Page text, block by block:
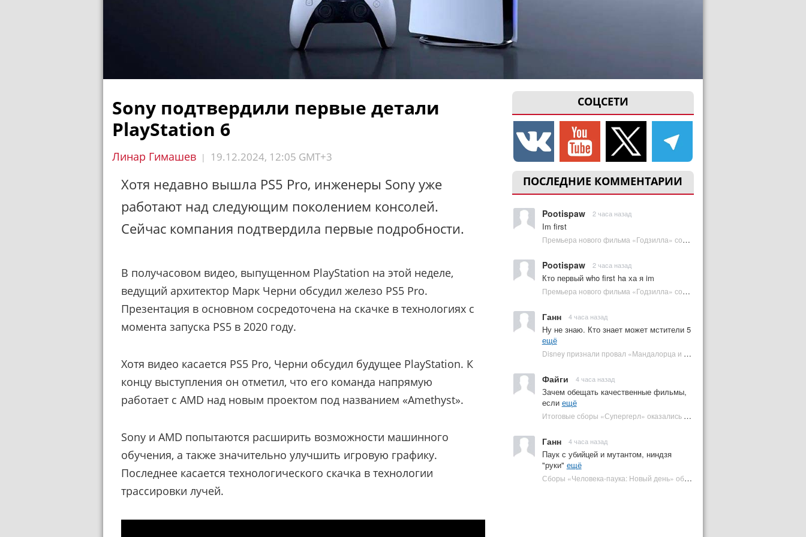
СОЦСЕТИ
ПОСЛЕДНИЕ КОММЕНТАРИИ
Pootispaw 2 часа назад
Im first
Премьера нового фильма «Годзилла» состоится за месяц до выхода — студия уверена в качестве | Plugged In Ru
Pootispaw 2 часа назад
Кто первый who first ha ха я im
Премьера нового фильма «Годзилла» состоится за месяц до выхода — студия уверена в качестве | Plugged In Ru
Ганн 4 часа назад
Ну не знаю. Кто знает может мстители 5
ещё
Disney признали провал «Мандалорца и Грогу» и еще одной новинки | Plugged In Ru
Файги 4 часа назад
Зачем обещать качественные фильмы,
если ещё
Итоговые сборы «Супергерл» оказались худшими для DC за два десятилетия | Plugged In Ru
Ганн 4 часа назад
Паук с убийцей и мутантом, ниндзя
"руки" ещё
Сборы «Человека-паука: Новый день» обошли самый кассовый фильм DC | Plugged In Ru
Sony подтвердили первые детали
PlayStation 6
Линар Гимашев | 19.12.2024, 12:05 GMT+3
Хотя недавно вышла PS5 Pro, инженеры Sony уже
работают над следующим поколением консолей.
Сейчас компания подтвердила первые подробности.
В получасовом видео, выпущенном PlayStation на этой неделе,
ведущий архитектор Марк Черни обсудил железо PS5 Pro.
Презентация в основном сосредоточена на скачке в технологиях с
момента запуска PS5 в 2020 году.
Хотя видео касается PS5 Pro, Черни обсудил будущее PlayStation. К
концу выступления он отметил, что его команда напрямую
работает с AMD над новым проектом под названием «Amethyst».
Sony и AMD попытаются расширить возможности машинного
обучения, а также значительно улучшить игровую графику.
Последнее касается технологического скачка в технологии
трассировки лучей.